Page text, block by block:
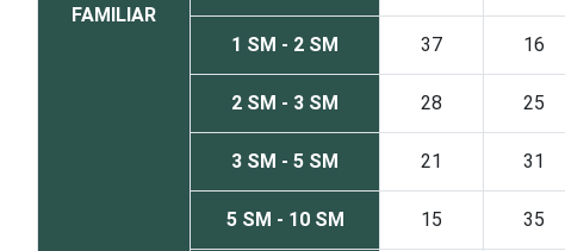
FAMILIAR
1 SM - 2 SM 37 16
2 SM - 3 SM 28 25
3 SM - 5 SM 21 31
5 SM - 10 SM 15 35